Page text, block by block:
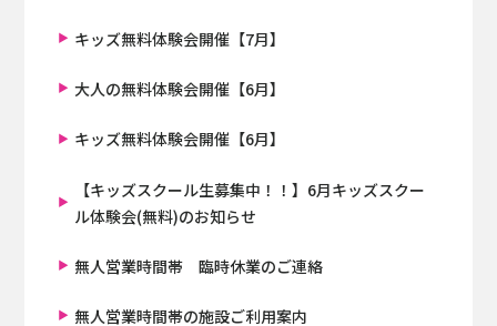
キッズ無料体験会開催【7月】
大人の無料体験会開催【6月】
キッズ無料体験会開催【6月】
【キッズスクール生募集中！！】6月キッズスクー
ル体験会(無料)のお知らせ
無人営業時間帯 臨時休業のご連絡
無人営業時間帯の施設ご利用案内